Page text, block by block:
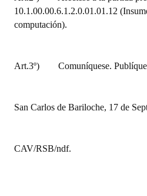
10.1.00.00.6.1.2.0.01.01.12
computación).
Art.3º) Comuníquese.
San Carlos de Bariloche, 17 de
CAV/RSB/ndf.